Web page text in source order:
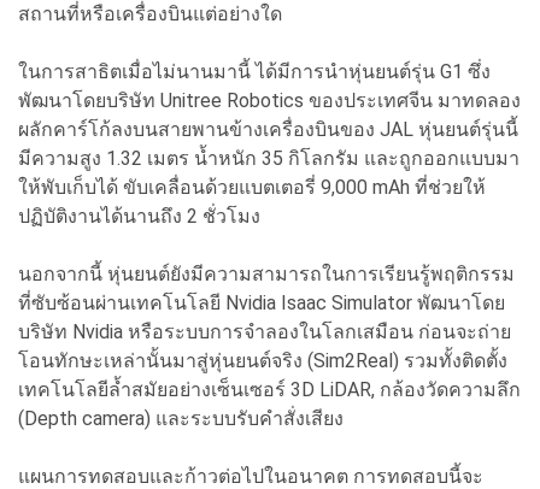
สถานที่หรือเครื่องบินแต่อย่างใด
ในการสาธิตเมื่อไม่นานมานี้ ได้มีการนำหุ่นยนต์รุ่น G1 ซึ่ง
พัฒนาโดยบริษัท Unitree Robotics ของประเทศจีน มาทดลอง
ผลักคาร์โก้ลงบนสายพานข้างเครื่องบินของ JAL หุ่นยนต์รุ่นนี้
มีความสูง 1.32 เมตร น้ำหนัก 35 กิโลกรัม และถูกออกแบบมา
ให้พับเก็บได้ ขับเคลื่อนด้วยแบตเตอรี่ 9,000 mAh ที่ช่วยให้
ปฏิบัติงานได้นานถึง 2 ชั่วโมง
นอกจากนี้ หุ่นยนต์ยังมีความสามารถในการเรียนรู้พฤติกรรม
ที่ซับซ้อนผ่านเทคโนโลยี Nvidia Isaac Simulator พัฒนาโดย
บริษัท Nvidia หรือระบบการจำลองในโลกเสมือน ก่อนจะถ่าย
โอนทักษะเหล่านั้นมาสู่หุ่นยนต์จริง (Sim2Real) รวมทั้งติดตั้ง
เทคโนโลยีล้ำสมัยอย่างเซ็นเซอร์ 3D LiDAR, กล้องวัดความลึก
(Depth camera) และระบบรับคำสั่งเสียง
แผนการทดสอบและก้าวต่อไปในอนาคต การทดสอบนี้จะ